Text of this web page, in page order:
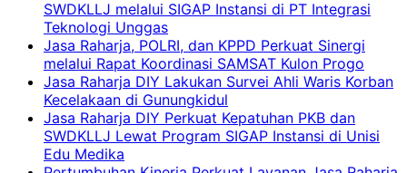
SWDKLLJ melalui SIGAP Instansi di PT Integrasi
Teknologi Unggas
Jasa Raharja, POLRI, dan KPPD Perkuat Sinergi
melalui Rapat Koordinasi SAMSAT Kulon Progo
Jasa Raharja DIY Lakukan Survei Ahli Waris Korban
Kecelakaan di Gunungkidul
Jasa Raharja DIY Perkuat Kepatuhan PKB dan
SWDKLLJ Lewat Program SIGAP Instansi di Unisi
Edu Medika